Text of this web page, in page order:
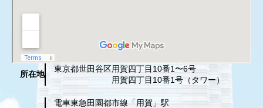
所在地
東京都世田谷区用賀四丁目10番1〜6号
用賀四丁目10番1号（タワー）
電車東急田園都市線「用賀」駅